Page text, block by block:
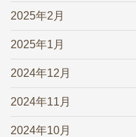
2025年2月
2025年1月
2024年12月
2024年11月
2024年10月